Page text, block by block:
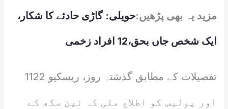
مزید یہ بھی پڑھیں:حویلی: گاڑی حادثے کا شکار،
ایک شخص جاں بحق،12 افراد زخمی
تفصیلات کے مطابق گذشتہ روز، ریسکیو 1122
اور پولیس کو اطلاع ملی کہ نین سکھ کے